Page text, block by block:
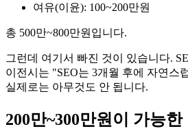
여유(이윤): 100~200만원
총 500만~800만원입니다.
그런데 여기서 빠진 것이 있습니다.
이전시는 "SEO는 3개월 후에 자연스
실제로는 아무것도 안 됩니다.
200만~300만원이 가능한